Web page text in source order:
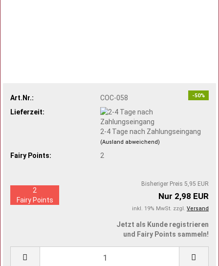
-50%
Art.Nr.:
COC-058
Lieferzeit:
2-4 Tage nach Zahlungseingang
(Ausland abweichend)
Fairy Points: 2
Bisheriger Preis 5,95 EUR
Nur 2,98 EUR
inkl. 19% MwSt. zzgl. Versand
2
Fairy Points
Jetzt als Kunde registrieren
und Fairy Points sammeln!